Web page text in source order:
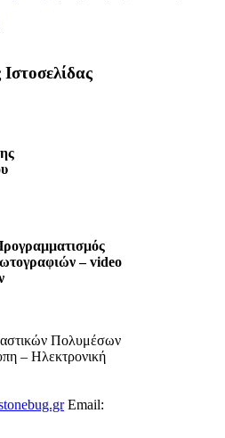
– video
Πολυμέσων
– Ηλεκτρονική
Email: